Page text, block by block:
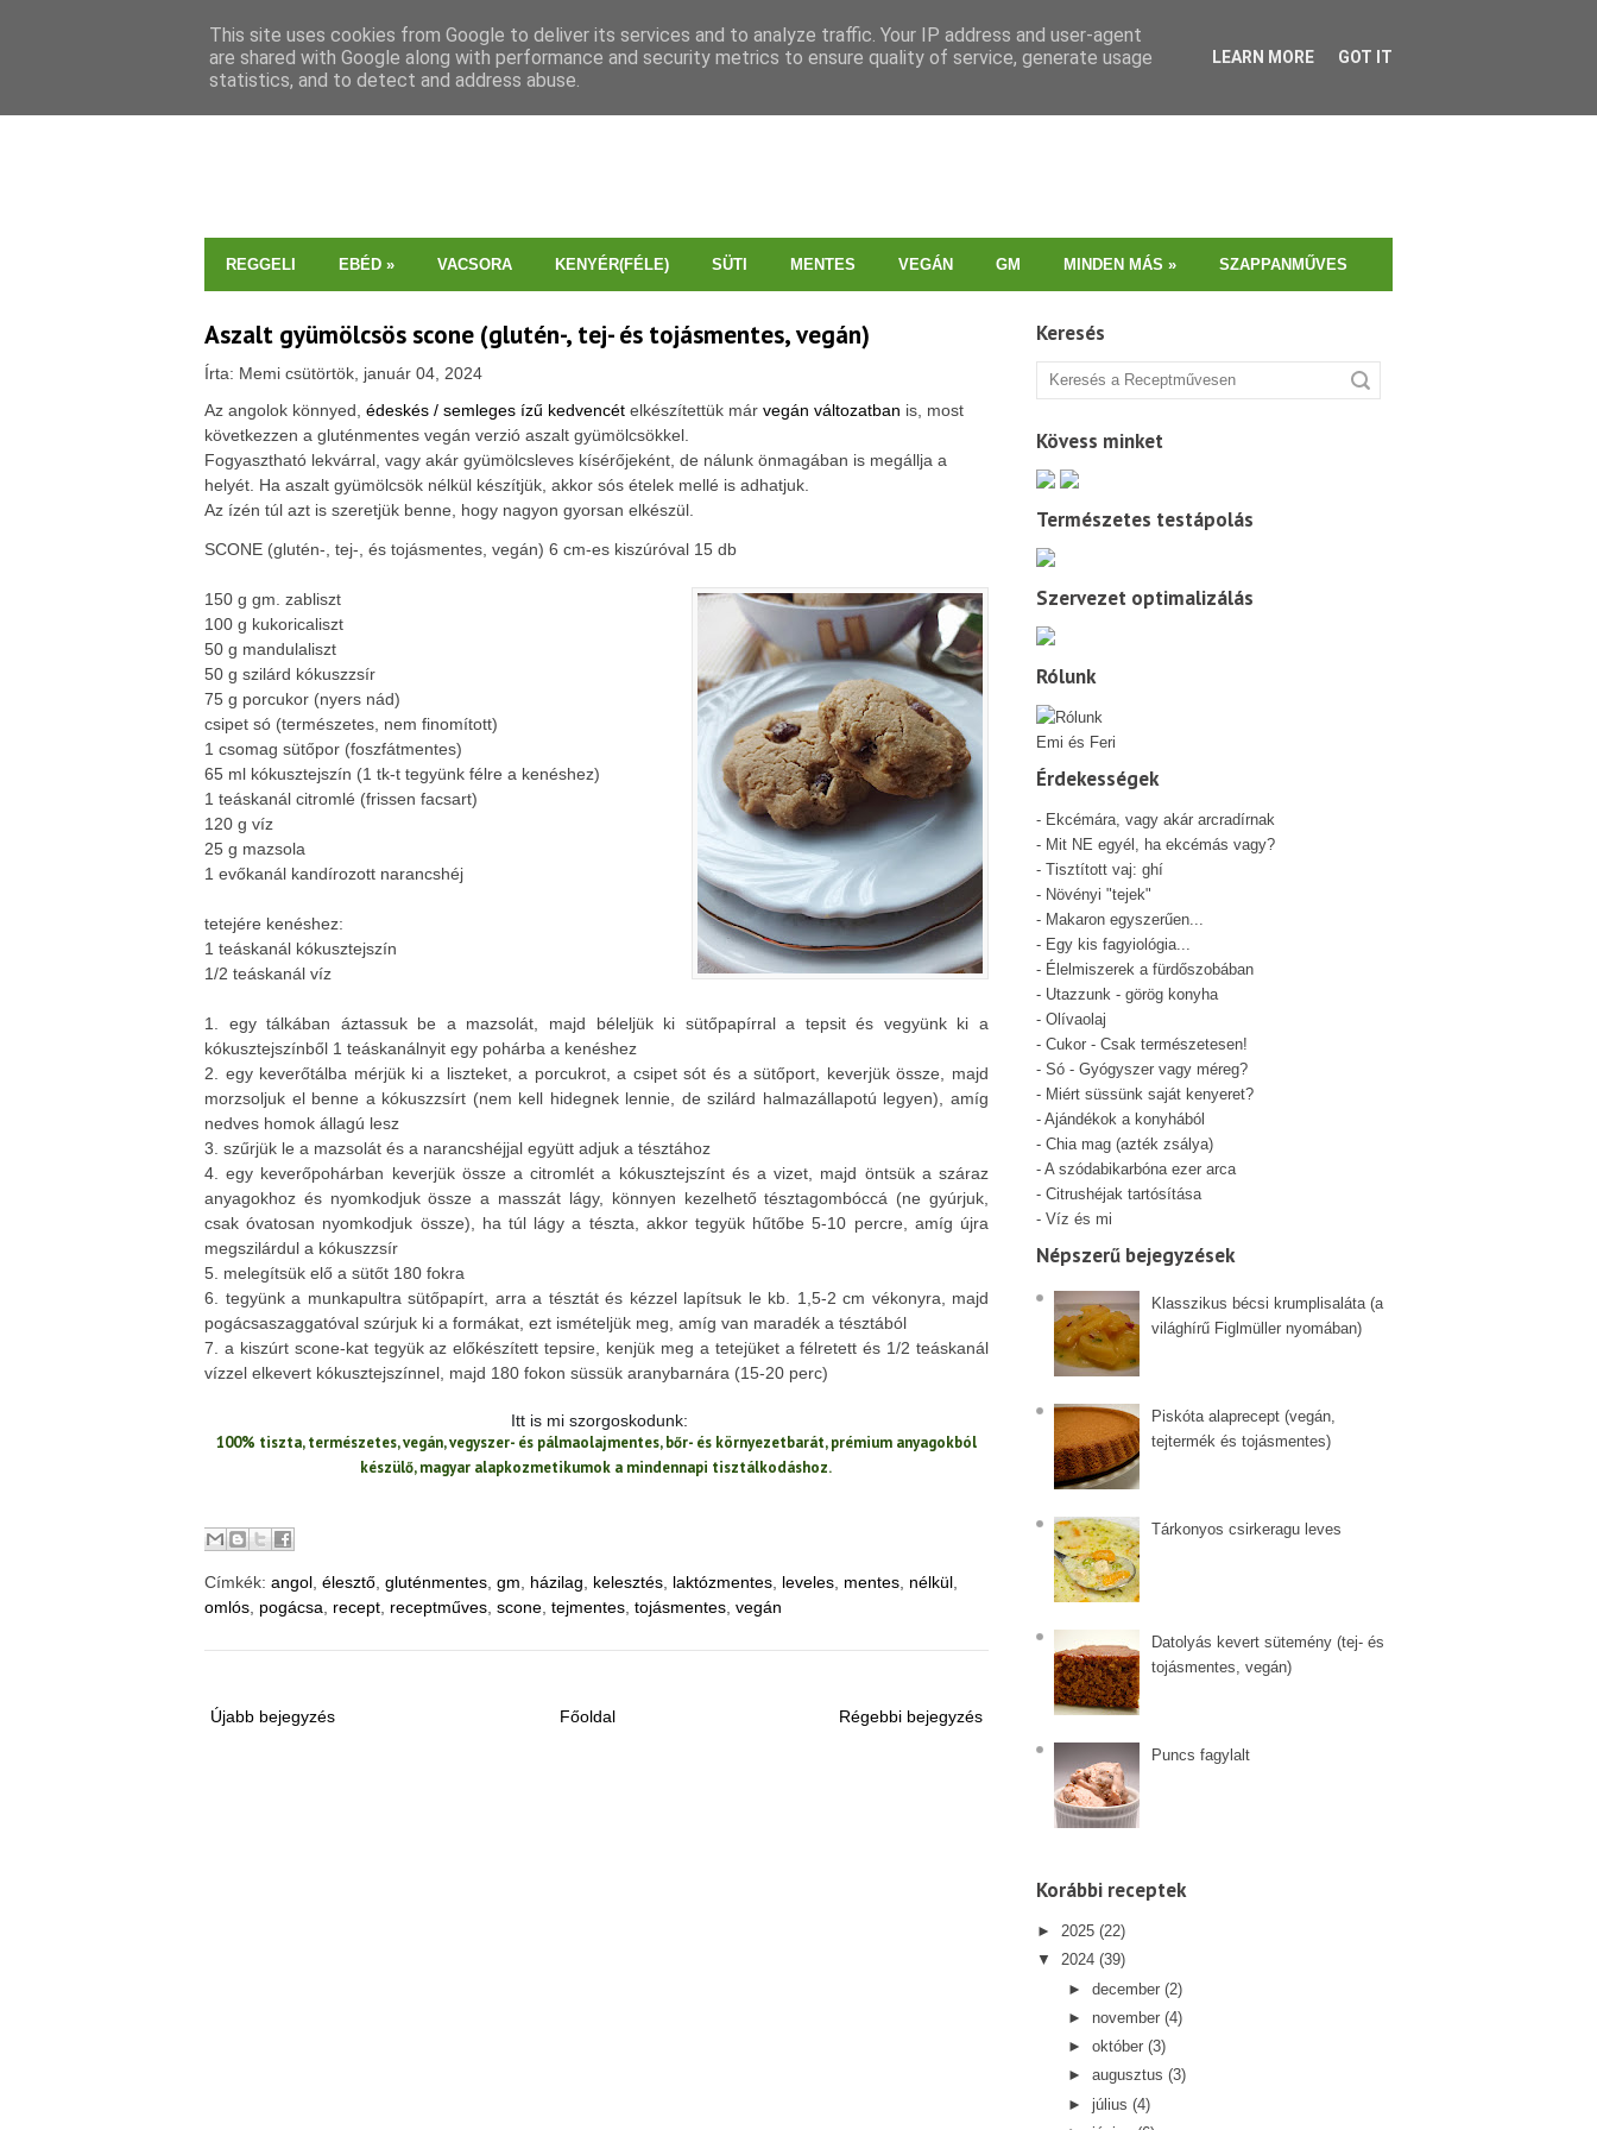
REGGELI EBÉD » VACSORA KENYÉR(FÉLE) SÜTI MENTES VEGÁN GM MINDEN MÁS » SZAPPANMŰVES
Aszalt gyümölcsös scone (glutén-, tej- és tojásmentes, vegán)
Írta: Memi csütörtök, január 04, 2024
Az angolok könnyed, édeskés / semleges ízű kedvencét elkészítettük már vegán változatban is, most
következzen a gluténmentes vegán verzió aszalt gyümölcsökkel.
Fogyasztható lekvárral, vagy akár gyümölcsleves kísérőjeként, de nálunk önmagában is megállja a
helyét. Ha aszalt gyümölcsök nélkül készítjük, akkor sós ételek mellé is adhatjuk.
Az ízén túl azt is szeretjük benne, hogy nagyon gyorsan elkészül.
SCONE (glutén-, tej-, és tojásmentes, vegán) 6 cm-es kiszúróval 15 db
150 g gm. zabliszt
100 g kukoricaliszt
50 g mandulaliszt
50 g szilárd kókuszzsír
75 g porcukor (nyers nád)
csipet só (természetes, nem finomított)
1 csomag sütőpor (foszfátmentes)
65 ml kókusztejszín (1 tk-t tegyünk félre a kenéshez)
1 teáskanál citromlé (frissen facsart)
120 g víz
25 g mazsola
1 evőkanál kandírozott narancshéj
tetejére kenéshez:
1 teáskanál kókusztejszín
1/2 teáskanál víz
1. egy tálkában áztassuk be a mazsolát, majd béleljük ki sütőpapírral a tepsit és vegyünk ki a
kókusztejszínből 1 teáskanálnyit egy pohárba a kenéshez
2. egy keverőtálba mérjük ki a liszteket, a porcukrot, a csipet sót és a sütőport, keverjük össze, majd
morzsoljuk el benne a kókuszzsírt (nem kell hidegnek lennie, de szilárd halmazállapotú legyen), amíg
nedves homok állagú lesz
3. szűrjük le a mazsolát és a narancshéjjal együtt adjuk a tésztához
4. egy keverőpohárban keverjük össze a citromlét a kókusztejszínt és a vizet, majd öntsük a száraz
anyagokhoz és nyomkodjuk össze a masszát lágy, könnyen kezelhető tésztagombóccá (ne gyúrjuk,
csak óvatosan nyomkodjuk össze), ha túl lágy a tészta, akkor tegyük hűtőbe 5-10 percre, amíg újra
megszilárdul a kókuszzsír
5. melegítsük elő a sütőt 180 fokra
6. tegyünk a munkapultra sütőpapírt, arra a tésztát és kézzel lapítsuk le kb. 1,5-2 cm vékonyra, majd
pogácsaszaggatóval szúrjuk ki a formákat, ezt ismételjük meg, amíg van maradék a tésztából
7. a kiszúrt scone-kat tegyük az előkészített tepsire, kenjük meg a tetejüket a félretett és 1/2 teáskanál
vízzel elkevert kókusztejszínnel, majd 180 fokon süssük aranybarnára (15-20 perc)
Itt is mi szorgoskodunk:
100% tiszta, természetes, vegán, vegyszer- és pálmaolajmentes, bőr- és környezetbarát, prémium anyagokból
készülő, magyar alapkozmetikumok a mindennapi tisztálkodáshoz.
Címkék: angol élesztő gluténmentes gm házilag kelesztés laktózmentes leveles mentes nélkül
omlós pogácsa recept receptműves scone tejmentes tojásmentes vegán
Újabb bejegyzés Régebbi bejegyzés
Főoldal
Keresés
Kövess minket
Természetes testápolás
Szervezet optimalizálás
Rólunk
Emi és Feri
Érdekességek
- Ekcémára, vagy akár arcradírnak
- Mit NE egyél, ha ekcémás vagy?
- Tisztított vaj: ghí
- Növényi "tejek"
- Makaron egyszerűen...
- Egy kis fagyiológia...
- Élelmiszerek a fürdőszobában
- Utazzunk - görög konyha
- Olívaolaj
- Cukor - Csak természetesen!
- Só - Gyógyszer vagy méreg?
- Miért süssünk saját kenyeret?
- Ajándékok a konyhából
- Chia mag (azték zsálya)
- A szódabikarbóna ezer arca
- Citrushéjak tartósítása
- Víz és mi
Népszerű bejegyzések
Klasszikus bécsi krumplisaláta (a
világhírű Figlmüller nyomában)
Piskóta alaprecept (vegán,
tejtermék és tojásmentes)
Tárkonyos csirkeragu leves
Datolyás kevert sütemény (tej- és
tojásmentes, vegán)
Puncs fagylalt
Korábbi receptek
► 2025 (22)
▼
2024 (39)
► december (2)
► november (4)
► október (3)
► augusztus (3)
► július (4)
This site uses cookies from Google to deliver its services and to analyze traffic. Your IP address and user-agent
are shared with Google along with performance and security metrics to ensure quality of service, generate usage
statistics, and to detect and address abuse.
LEARN MORE GOT IT